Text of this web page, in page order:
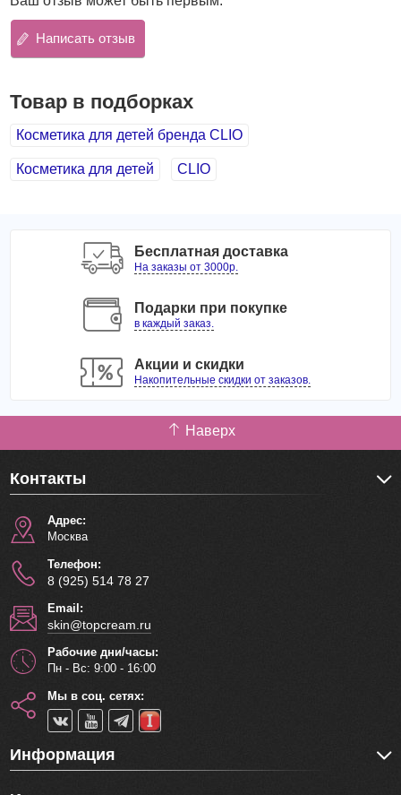
тонким закругленным кончиком.
Такие щетинки способны тщательно очищать зубы от
частички пищи.
Их изготавливают из мягкого синтетического материала,
который не травмирует десны и обеспечивает легкий
щеток производятся из качественного пластика.
Написать отзыв
Товар в подборках
Косметика для детей бренда CLIO
Косметика для детей CLIO
Бесплатная доставка
На заказы от 3000р.
Подарки при покупке
в каждый заказ.
Акции и скидки
Накопительные скидки от заказов.
Наверх
Контакты
Адрес:
Москва
Телефон:
8 (925) 514 78 27
Email:
skin@topcream.ru
Рабочие дни/часы:
Пн - Вс: 9:00 - 16:00
Мы в соц. сетях:
Информация